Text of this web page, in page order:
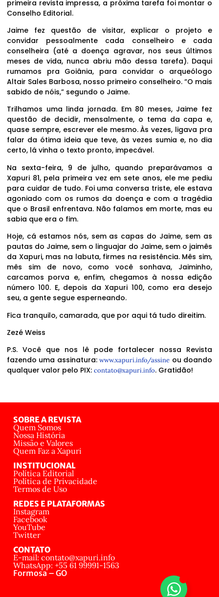
primeira revista impressa, a próxima tarefa foi montar o
Conselho Editorial.
Jaime fez questão de visitar, explicar o projeto e
convidar pessoalmente cada conselheiro e cada
conselheira (até a doença agravar, nos seus últimos
meses de vida, nunca abriu mão dessa tarefa). Daqui
rumamos pra Goiânia, para convidar o arqueólogo
Altair Sales Barbosa, nosso primeiro conselheiro. “O mais
sabido de nóis,” segundo o Jaime.
Trilhamos uma linda jornada. Em 80 meses, Jaime fez
questão de decidir, mensalmente, o tema da capa e,
quase sempre, escrever ele mesmo. Às vezes, ligava pra
falar da ótima ideia que teve, às vezes sumia e, no dia
certo, lá vinha o texto pronto, impecável.
Na sexta-feira, 9 de julho, quando preparávamos a
Xapuri 81, pela primeira vez em sete anos, ele me pediu
para cuidar de tudo. Foi uma conversa triste, ele estava
agoniado com os rumos da doença e com a tragédia
que o Brasil enfrentava. Não falamos em morte, mas eu
sabia que era o fim.
Hoje, cá estamos nós, sem as capas do Jaime, sem as
pautas do Jaime, sem o linguajar do Jaime, sem o jaimês
da Xapuri, mas na labuta, firmes na resistência. Mês sim,
mês sim de novo, como você sonhava, Jaiminho,
carcamos porva e, enfim, chegamos à nossa edição
número 100. E, depois da Xapuri 100, como era desejo
seu, a gente segue esperneando.
Fica tranquilo, camarada, que por aqui tá tudo direitim.
Zezé Weiss
P.S. Você que nos lê pode fortalecer nossa Revista
fazendo uma assinatura:www.xapuri.info/assine ou doando
qualquer valor pelo PIX: contato@xapuri.info. Gratidão!
SOBRE A REVISTA
Quem Somos
Nossa História
Missão e Valores
Quem Faz a Xapuri
INSTITUCIONAL
Política Editorial
Política de Privacidade
Termos de Uso
REDES E PLATAFORMAS
Instagram
Facebook
YouTube
Twitter
CONTATO
E-mail: contato@xapuri.info
WhatsApp: +55 61 99991-1563
Formosa – GO